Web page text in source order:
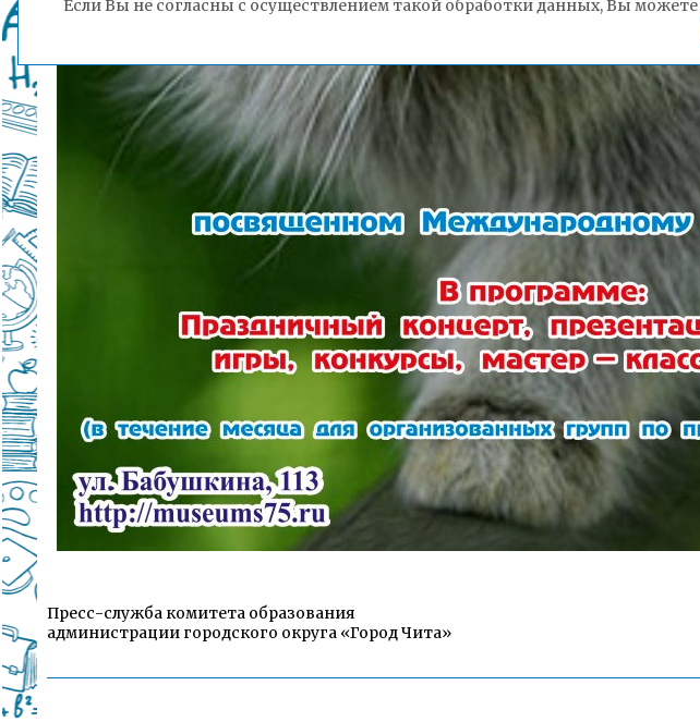
Пресс-служба комитета образования
администрации городского округа «Город Чита»
Если Вы не согласны с осуществлением такой обработки данных, Вы